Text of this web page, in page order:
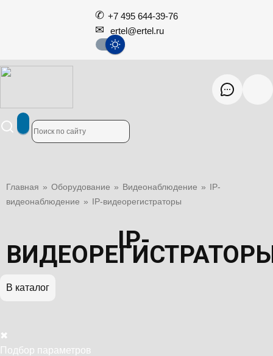
+7 495 644-39-76
ertel@ertel.ru
Главная » Оборудование » Видеонаблюдение » IP-
видеонаблюдение » IP-видеорегистраторы
IP-
В каталог
✖
Подбор параметров